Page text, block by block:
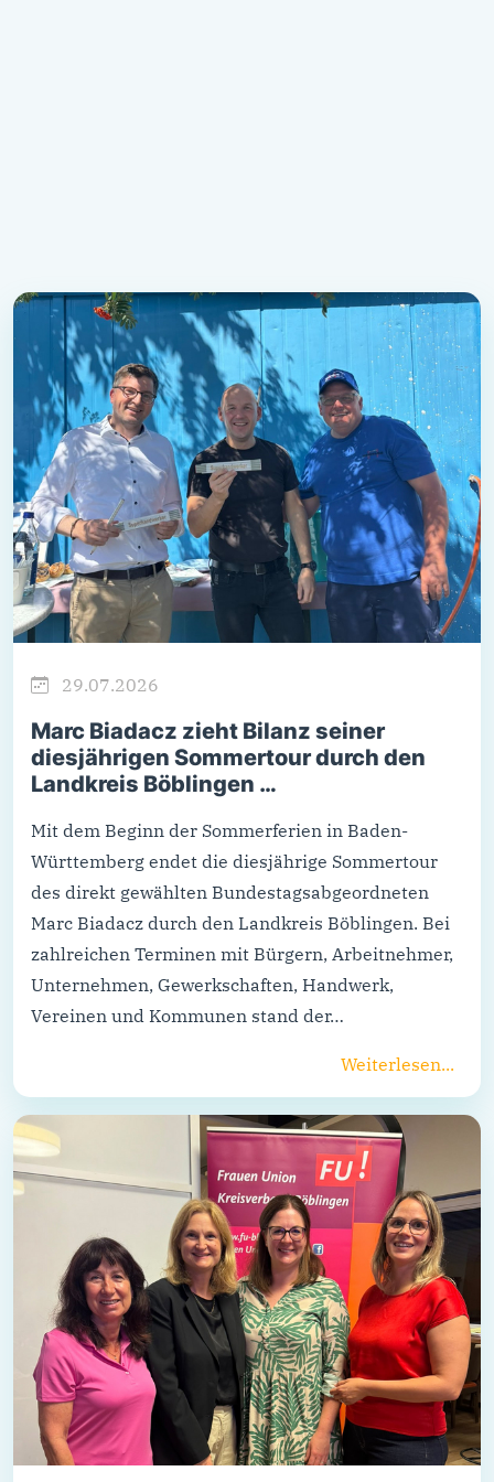
29.07.2026
Marc Biadacz zieht Bilanz seiner
diesjährigen Sommertour durch den
Landkreis Böblingen …
Mit dem Beginn der Sommerferien in Baden-
Württemberg endet die diesjährige Sommertour
des direkt gewählten Bundestagsabgeordneten
Marc Biadacz durch den Landkreis Böblingen. Bei
zahlreichen Terminen mit Bürgern, Arbeitnehmer,
Unternehmen, Gewerkschaften, Handwerk,
Vereinen und Kommunen stand der…
Weiterlesen...